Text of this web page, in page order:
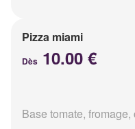
Pizza miami
Dès 10.00 €
Base tomate,